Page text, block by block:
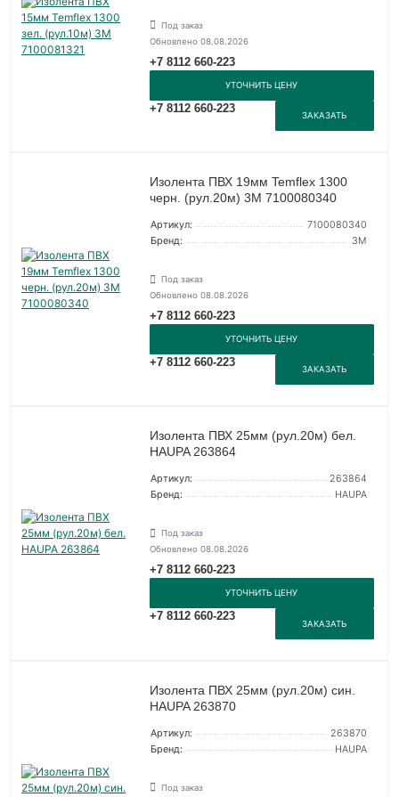
Под заказ
Обновлено 08.08.2026
+7 8112 660-223
УТОЧНИТЬ ЦЕНУ
+7 8112 660-223
ЗАКАЗАТЬ
Изолента ПВХ 19мм Temflex 1300
черн. (рул.20м) 3М 7100080340
Артикул:
7100080340
Бренд:
3М
Под заказ
Обновлено 08.08.2026
+7 8112 660-223
УТОЧНИТЬ ЦЕНУ
+7 8112 660-223
ЗАКАЗАТЬ
Изолента ПВХ 25мм (рул.20м) бел.
HAUPA 263864
Артикул:
263864
Бренд:
HAUPA
Под заказ
Обновлено 08.08.2026
+7 8112 660-223
УТОЧНИТЬ ЦЕНУ
+7 8112 660-223
ЗАКАЗАТЬ
Изолента ПВХ 25мм (рул.20м) син.
HAUPA 263870
Артикул:
263870
Бренд:
HAUPA
Под заказ